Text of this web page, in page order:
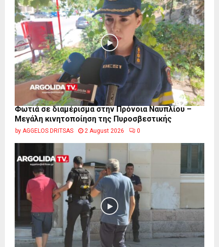
Φωτιά σε διαμέρισμα στην Πρόνοια Ναυπλίου –
Μεγάλη κινητοποίηση της Πυροσβεστικής
by AGGELOS DRITSAS 2 August 2026 0